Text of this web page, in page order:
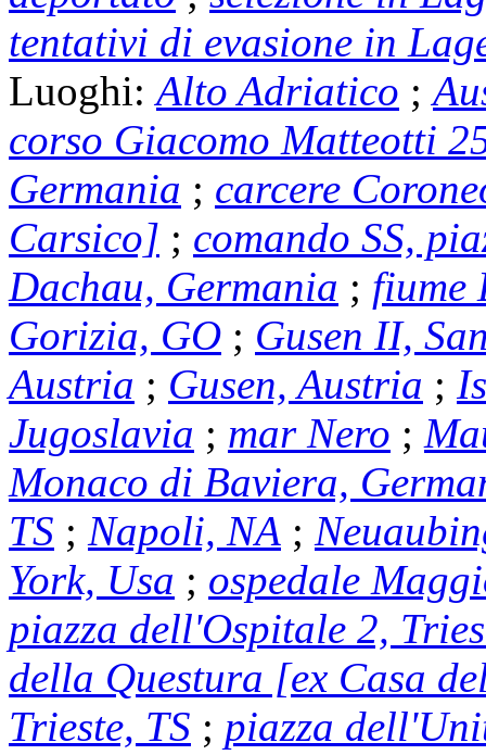
tentativi di evasione in
Luoghi: Alto Adriatico ;
corso Giacomo Matteotti
Germania ; carcere
Carsico] ; comando SS,
Dachau, Germania ; fiume
Gorizia, GO ; Gusen II,
Austria ; Gusen, Austria ;
Jugoslavia ; mar Nero ;
Monaco di Baviera,
TS ; Napoli, NA ;
York, Usa ; ospedale
piazza dell'Ospitale 2,
della Questura [ex Casa
Trieste, TS ; piazza